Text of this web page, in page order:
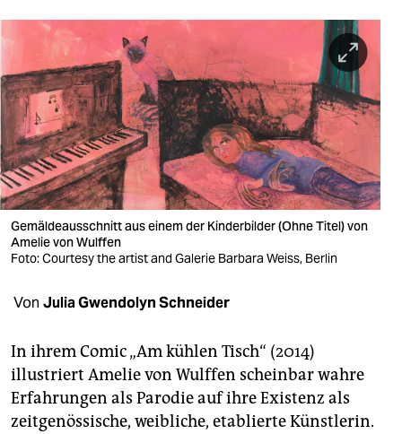
sport
berlin
nord
wahrheit
verlag
verlag
shop
fragen & hilfe
unterstützen
abo
Gemäldeausschnitt aus einem der Kinderbilder (Ohne Titel) von
Amelie von Wulffen
Foto: Courtesy the artist and Galerie Barbara Weiss, Berlin
Von Julia Gwendolyn Schneider
In ihrem Comic „Am kühlen Tisch“ (2014)
illustriert Amelie von Wulffen scheinbar wahre
Erfahrungen als Parodie auf ihre Existenz als
zeitgenössische, weibliche, etablierte Künstlerin.